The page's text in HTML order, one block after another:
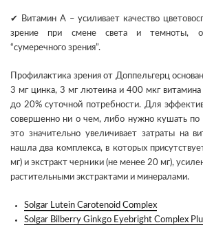
✔ Витамин А – усиливает качество
зрение при смене света и темноты,
“сумеречного зрения”.
Профилактика зрения от Доппельгерц
3 мг цинка, 3 мг лютеина и 400 мкг витамина
до 20% суточной потребности. Для
совершенно ни о чем, либо нужно кушать по
это значительно увеличивает затраты на
нашла два комплекса, в которых
мг) и экстракт черники (не менее 20 мг),
растительными экстрактами и минералами.
Solgar Lutein Carotenoid Complex
Solgar Bilberry Ginkgo Eyebright Complex